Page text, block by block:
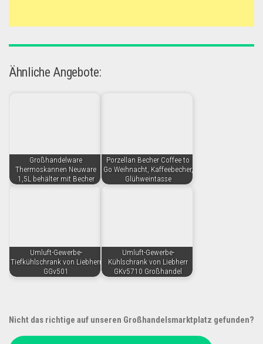
Ähnliche Angebote:
Großhandelware
Thermoskannen Neuware
1,5L behälter mit Becher
Porzellan Becher Coffee to
Go Weihnacht, Kaffeebecher,
Glühweintasse
Umluft-Gewerbe-
Tiefkühlschrank von Liebherr
GGv501
Umluft-Gewerbe-
Kühlschrank von Liebherr
GKv5710 Großhandel
Nicht das richtige auf unseren Großhandelsmarktplatz gefunden?